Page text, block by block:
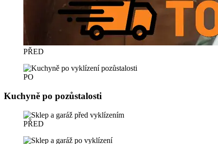
PŘED
PO
Kuchyně po pozůstalosti
PŘED